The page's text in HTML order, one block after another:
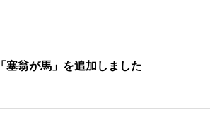
「塞翁が馬」を追加しました